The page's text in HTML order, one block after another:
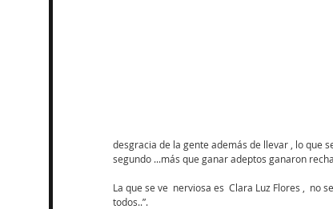
desgracia de la gente además de llevar , lo que
segundo ...más que ganar adeptos ganaron
La que se ve  nerviosa es  Clara Luz Flores ,  no
todos..”.